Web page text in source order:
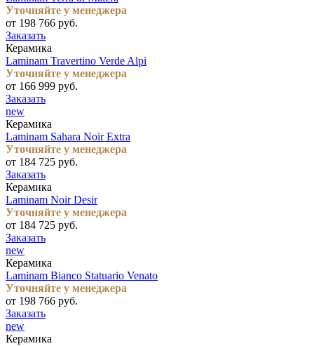
Уточняйте у менеджера
от 198 766 руб.
Заказать
Керамика
Laminam Travertino Verde Alpi
Уточняйте у менеджера
от 166 999 руб.
Заказать
new
Керамика
Laminam Sahara Noir Extra
Уточняйте у менеджера
от 184 725 руб.
Заказать
Керамика
Laminam Noir Desir
Уточняйте у менеджера
от 184 725 руб.
Заказать
new
Керамика
Laminam Bianco Statuario Venato
Уточняйте у менеджера
от 198 766 руб.
Заказать
new
Керамика